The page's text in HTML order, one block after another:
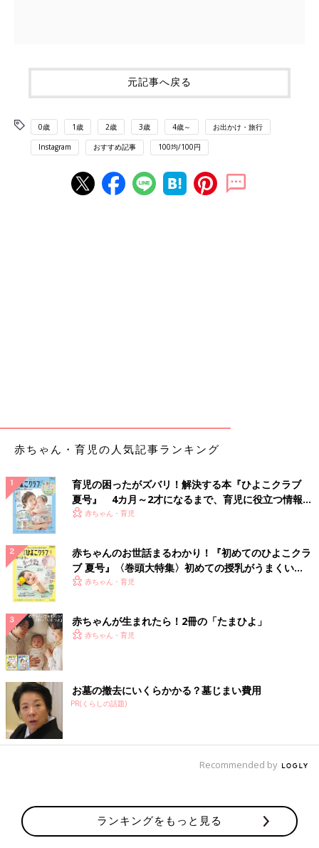
元記事へ戻る
0歳 1歳 2歳 3歳 4歳～ お出かけ・旅行
Instagram おすすめ記事 100均/100円
赤ちゃん・育児の人気記事ランキング
育児の困ったがズバリ！解決する本『ひよこクラブ
夏号』 4カ月～2才になるまで、育児に役立つ情報が
いっぱい！
赤ちゃん・育児
赤ちゃんのお世話まるわかり！『初めてのひよこクラ
ブ 夏号』〈巻頭大特集〉初めての授乳がうまくい
く！ おっぱい・ミルクの基本と夏のトラブル 解決テ
赤ちゃん・育児
赤ちゃんが生まれたら！2冊の「たまひよ」
赤ちゃん・育児
お墓の撤去にいくらかかる？墓じまい費用
PR(くらしの話題)
Recommended by
ランキングをもっと見る